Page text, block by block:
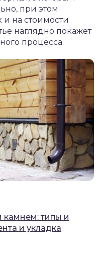
при этом
и на стоимости
наглядно покажет
процесса.
типы и
и укладка